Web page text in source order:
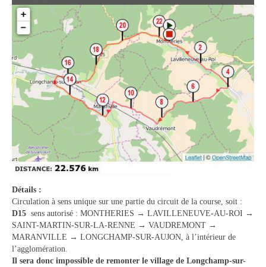
Santé
Qualité de l’eau
Téléphonie mobile / Internet
Collecte des déchets
Affouages
Location de salles
Services funéraires
Vie municipale
Le Conseil municipal de Longchamp-sur-
Aujon
Les réunions du Conseil municipal
Détails :
Circulation à sens unique sur une partie du circuit de la course, soit :
D15 sens autorisé : MONTHERIES → LAVILLENEUVE-AU-ROI →
SAINT-MARTIN-SUR-LA-RENNE → VAUDREMONT →
MARANVILLE → LONGCHAMP-SUR-AUJON, à l’intérieur de
l’agglomération.
Il sera donc impossible de remonter le village de Longchamp-sur-